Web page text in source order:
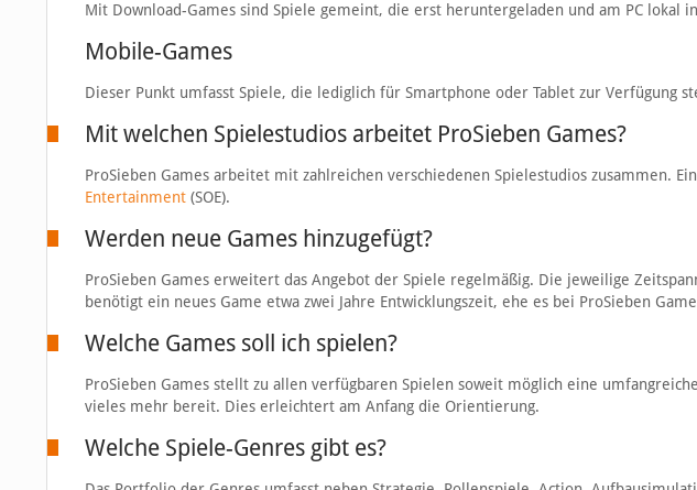
Mit Download-Games sind Spiele gemeint, die erst heruntergeladen und am PC lokal
Mobile-Games
Dieser Punkt umfasst Spiele, die lediglich für Smartphone oder Tablet zur Verfügung
Mit welchen Spielestudios arbeitet ProSieben Games?
ProSieben Games arbeitet mit zahlreichen verschiedenen Spielestudios zusammen.
Entertainment(SOE).
Werden neue Games hinzugefügt?
ProSieben Games erweitert das Angebot der Spiele regelmäßig. Die jeweilige
benötigt ein neues Game etwa zwei Jahre Entwicklungszeit, ehe es bei ProSieben
Welche Games soll ich spielen?
ProSieben Games stellt zu allen verfügbaren Spielen soweit möglich eine
vieles mehr bereit. Dies erleichtert am Anfang die Orientierung.
Welche Spiele-Genres gibt es?